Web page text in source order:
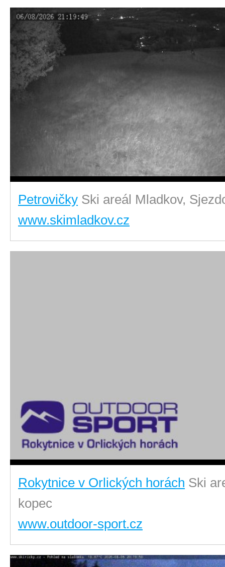
Petrovičky Ski areál Mladkov,
www.skimladkov.cz
Rokytnice v Orlických horách Ski
kopec
www.outdoor-sport.cz